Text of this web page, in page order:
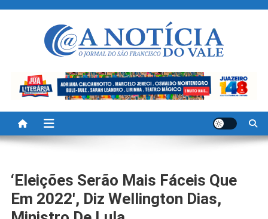
A Noticia Do Vale
‘Eleições Serão Mais Fáceis Que
Em 2022′, Diz Wellington Dias,